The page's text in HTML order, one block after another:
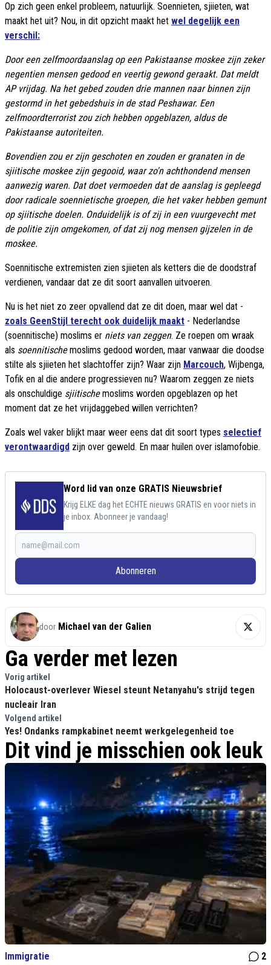
Op zich geen enkel probleem, natuurlijk. Soennieten, sjiieten, wat
maakt het uit? Nou, in dit opzicht maakt het wel degelijk een
verschil:
Door een zelfmoordaanslag op een Pakistaanse moskee zijn zeker
negentien mensen gedood en veertig gewond geraakt. Dat meldt
AP vrijdag. Na het gebed zouden drie mannen naar binnen zijn
gestormd in het gebedshuis in de stad Peshawar. Een
zelfmoordterrorist zou zich hebben opgeblazen, aldus de
Pakistaanse autoriteiten.
Bovendien zou er zijn geschoten en zouden er granaten in de
sjiitische moskee zijn gegooid, waar zo'n achthondend mensen
aanwezig waren. Dat doet vermoeden dat de aanslag is gepleegd
door radicale soennietische groepen, die het vaker hebben gemunt
op sjiitische doelen. Onduidelijk is of zij in een vuurgevecht met
de politie zijn omgekomen, of dat zij nog mensen gijzelen in de
moskee.
Soennitische extremisten zien sjiieten als ketters die de doodstraf
verdienen, vandaar dat ze dit soort aanvallen uitvoeren.
Nu is het niet zo zeer opvallend dat ze dit doen, maar wel dat -
zoals GeenStijl terecht ook duidelijk maakt - Nederlandse
(soennitische) moslims er niets van zeggen. Ze roepen om wraak
als soennitischemoslims gedood worden, maar vanwaar die doodse
stilte als sjiieten het slachtoffer zijn? Waar zijn Marcouch, Wijbenga,
Tofik en al die andere progressieven nu? Waarom zeggen ze niets
als onschuldige sjiitischemoslims worden opgeblazen op het
moment dat ze het vrijdaggebed willen verrichten?
Zoals wel vaker blijkt maar weer eens dat dit soort types selectief
verontwaardigd zijn over geweld. En maar huilen over islamofobie.
Word lid van onze GRATIS Nieuwsbrief
Krijg ELKE dag het ECHTE nieuws GRATIS en voor niets in
je inbox. Abonneer je vandaag!
Abonneren
door Michael van der Galien
Ga verder met lezen
Vorig artikel
Holocaust-overlever Wiesel steunt Netanyahu's strijd tegen
nucleair Iran
Volgend artikel
Yes! Ondanks rampkabinet neemt werkgelegenheid toe
Dit vind je misschien ook leuk
Immigratie 2